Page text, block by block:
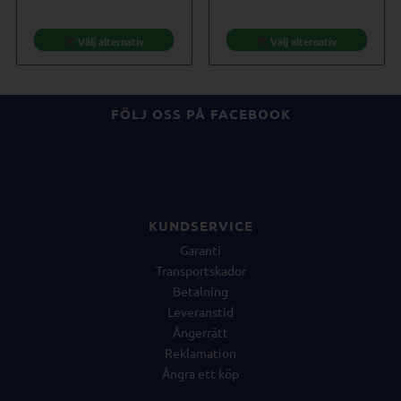
Välj alternativ Välj alternativ
FÖLJ OSS PÅ FACEBOOK
KUNDSERVICE
Garanti
Transportskador
Betalning
Leveranstid
Ångerrätt
Reklamation
Ångra ett köp